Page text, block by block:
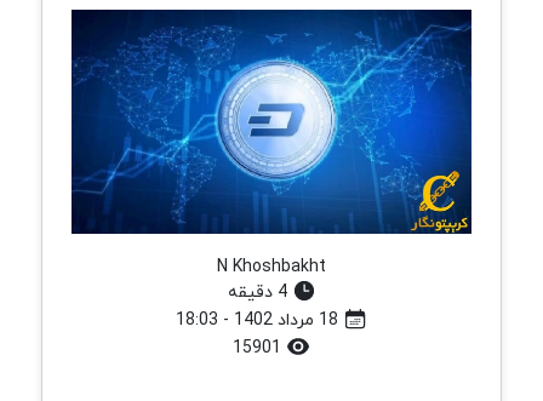
N Khoshbakht
4 دقیقه